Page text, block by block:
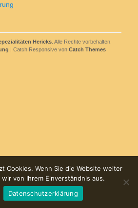
Hericks . Alle Rechte vorbehalten.
| Catch Responsive von Catch Themes
Cookies. Wenn Sie die Website weiter
von Ihrem Einverständnis aus.
Datenschutzerklärung